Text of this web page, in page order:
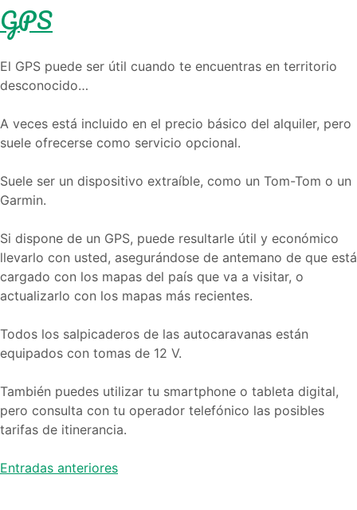
GPS
El GPS puede ser útil cuando te encuentras en territorio
desconocido…
A veces está incluido en el precio básico del alquiler, pero
suele ofrecerse como servicio opcional.
Suele ser un dispositivo extraíble, como un Tom-Tom o un
Garmin.
Si dispone de un GPS, puede resultarle útil y económico
llevarlo con usted, asegurándose de antemano de que está
cargado con los mapas del país que va a visitar, o
actualizarlo con los mapas más recientes.
Todos los salpicaderos de las autocaravanas están
equipados con tomas de 12 V.
También puedes utilizar tu smartphone o tableta digital,
pero consulta con tu operador telefónico las posibles
tarifas de itinerancia.
Navegación
Entradas anteriores